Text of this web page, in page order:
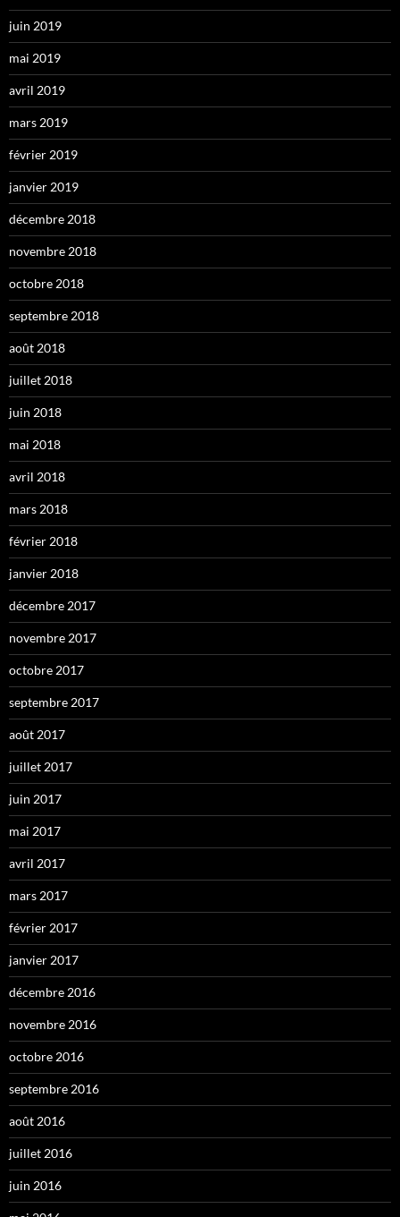
juin 2019
mai 2019
avril 2019
mars 2019
février 2019
janvier 2019
décembre 2018
novembre 2018
octobre 2018
septembre 2018
août 2018
juillet 2018
juin 2018
mai 2018
avril 2018
mars 2018
février 2018
janvier 2018
décembre 2017
novembre 2017
octobre 2017
septembre 2017
août 2017
juillet 2017
juin 2017
mai 2017
avril 2017
mars 2017
février 2017
janvier 2017
décembre 2016
novembre 2016
octobre 2016
septembre 2016
août 2016
juillet 2016
juin 2016